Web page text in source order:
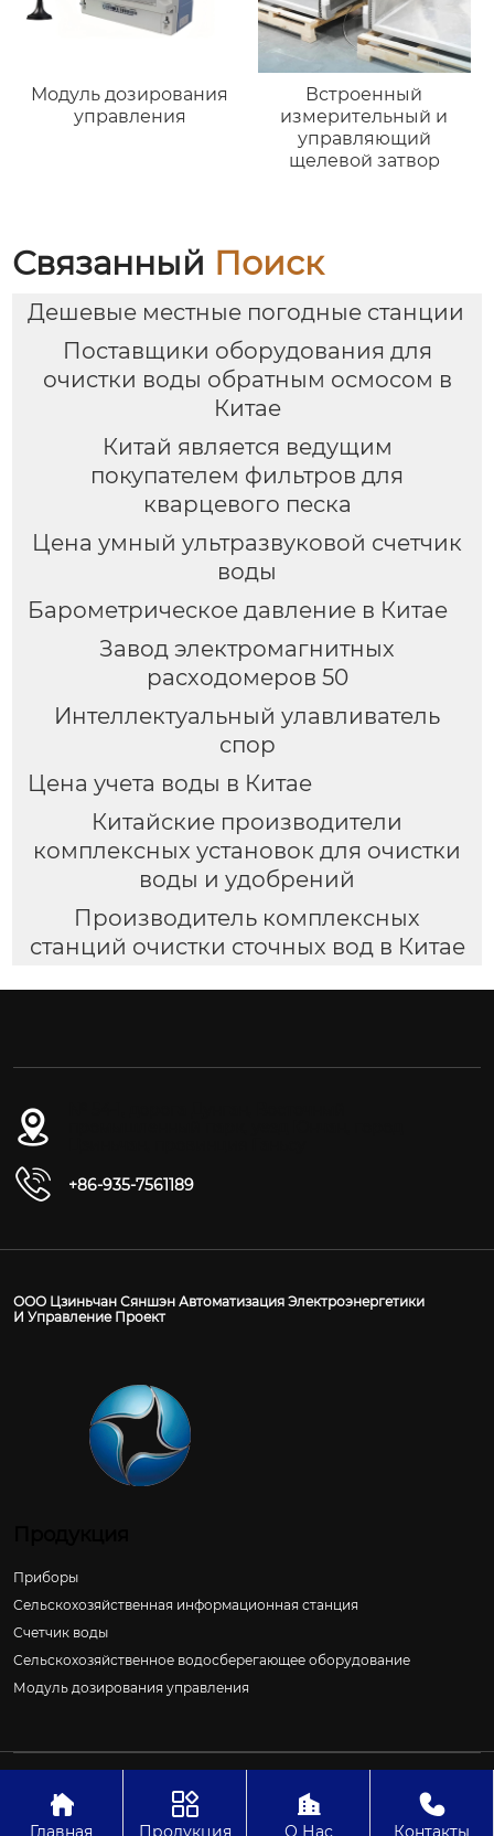
Модуль дозирования
управления
Встроенный
измерительный и
управляющий
щелевой затвор
Связанный Поиск
Дешевые местные погодные станции
Поставщики оборудования для
очистки воды обратным осмосом в
Китае
Китай является ведущим
покупателем фильтров для
кварцевого песка
Цена умный ультразвуковой счетчик
воды
Барометрическое давление в Китае
Завод электромагнитных
расходомеров 50
Интеллектуальный улавливатель
спор
Цена учета воды в Китае
Китайские производители
комплексных установок для очистки
воды и удобрений
Производитель комплексных
станций очистки сточных вод в Китае
+86-935-7561189
ООО Цзиньчан Сяншэн Автоматизация Электроэнергетики
И Управление Проект
Приборы
Сельскохозяйственная информационная станция
Счетчик воды
Сельскохозяйственное водосберегающее оборудование
Модуль дозирования управления
Электроэнергетики И Управление Проект

Главная

Продукция

О Нас

Контакты